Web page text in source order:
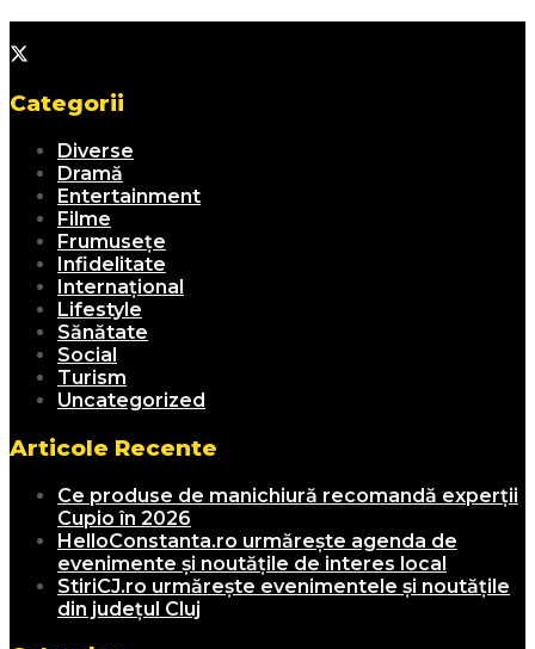
Categorii
Diverse
Dramă
Entertainment
Filme
Frumusețe
Infidelitate
Internațional
Lifestyle
Sănătate
Social
Turism
Uncategorized
Articole Recente
Ce produse de manichiură recomandă experții
Cupio în 2026
HelloConstanta.ro urmărește agenda de
evenimente și noutățile de interes local
StiriCJ.ro urmărește evenimentele și noutățile
din județul Cluj